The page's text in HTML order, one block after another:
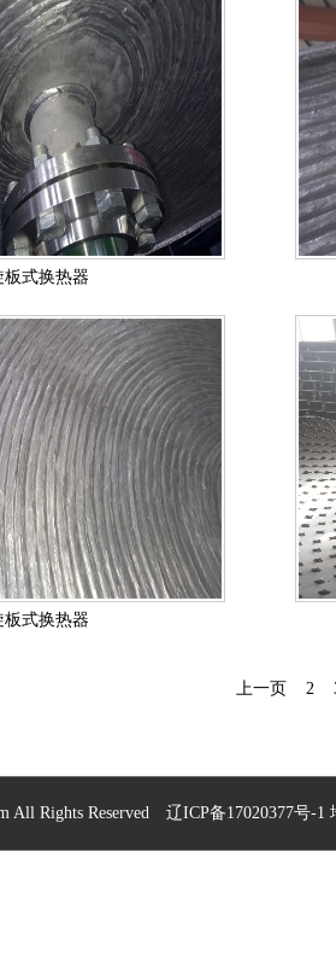
板式换热器
板式换热器
上一页 2
All Rights Reserved 辽ICP备17020377号-1